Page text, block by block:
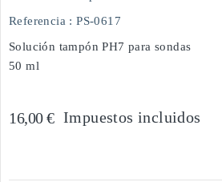
Referencia : PS-0617
Solución tampón PH7 para sondas
50 ml
16,00 € Impuestos incluidos